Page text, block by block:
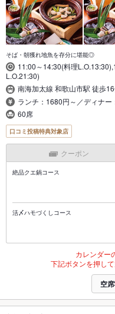
そば・朝獲れ地魚を存分に堪能◎
11:00～14:30(料理
L.O.21:30)
南海加太線 和歌山市駅 徒歩
ランチ：1680円～／ディナー
60席
口コミ投稿特典対象店
クーポン
絶品クエ鍋コース
活〆ハモづくしコース
カレンダー
下記ボタンを押し
空